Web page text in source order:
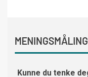
MENINGSMÅLING
Kunne du tenke